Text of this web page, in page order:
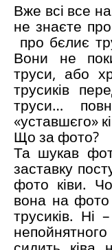
Вже всі все
не знаєте
про бєлиє
Вони не
труси, або
трусиків
труси…
«уставшєго»
Що за фото?
Та шукав
заставку
фото ківи.
вона на фото
трусиків. Ні